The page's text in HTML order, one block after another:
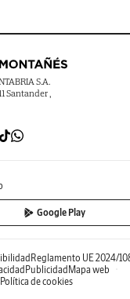
S.A.
Santander ,
Google Play
Reglamento UE 2024/
PublicidadMapa web
Política de cookies